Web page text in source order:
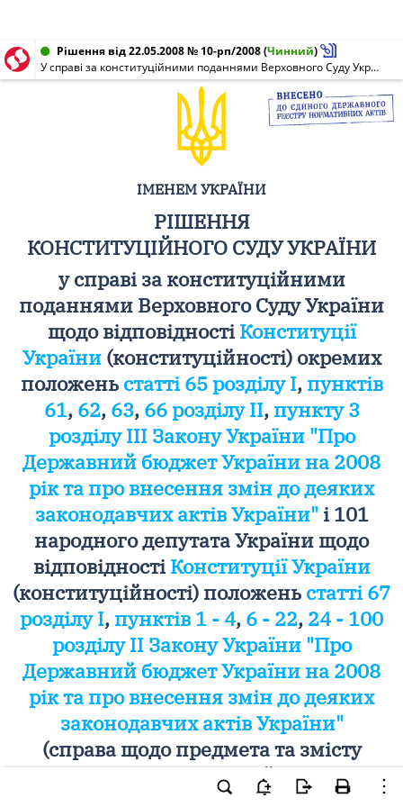
Рішення від 22.05.2008 № 10-рп/2008(Чинний)
У справі за конституційними поданнями Верховного Суду України щодо відповідності Конституції України (конституційності) окремих положень статті 65 розділу I, пунктів 61, 62, 63, 66 розділу II, пункту 3 розділу III Закону України "Про Державний бюджет України на 2008 рік та про внесення змін до деяких законодавчих актів України" і 101 народного депутата України щодо відповідності Конституції України (конституційності) положень статті 67 розділу I, пунктів 1 - 4, 6 - 22, 24 - 100 розділу II Закону України "Про Державний бюджет України на 2008 рік та про внесення змін до деяких законодавчих актів України" (справа щодо предмета та змісту закону про Державний бюджет України)